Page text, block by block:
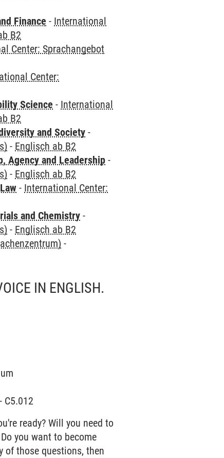
Finance - International
B2
Center: Sprachangebot
Center:
Science - International
B2
and Society -
- Englisch ab B2
Agency and Leadership -
- Englisch ab B2
- International Center:
and Chemistry -
- Englisch ab B2
-
IN ENGLISH.
C5.012
ready? Will you need to
you want to become
of those questions, then